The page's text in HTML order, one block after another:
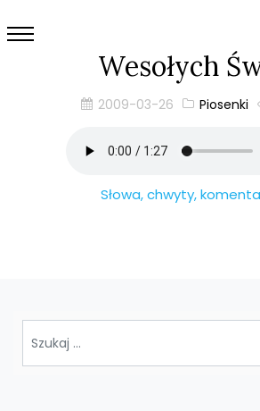
Wesołych
2009-03-26 Piosenki
Słowa, chwyty,